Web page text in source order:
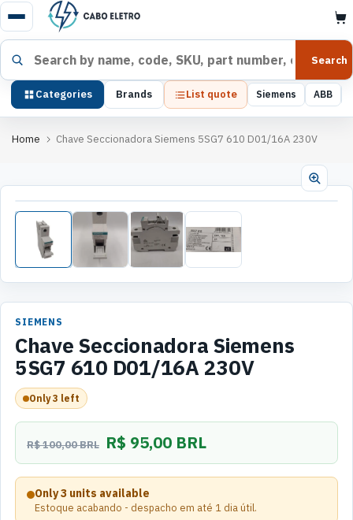
Pular
para
conteúdo
Search products
Search
Categories Brands List quote Siemens ABB
Home Chave Seccionadora Siemens 5SG7 610 D01/16A 230V
SIEMENS
Chave Seccionadora Siemens
5SG7 610 D01/16A 230V
Only 3 left
R$ 100,00 BRL R$ 95,00 BRL
Only 3 units available
Estoque acabando - despacho em até 1 dia útil.